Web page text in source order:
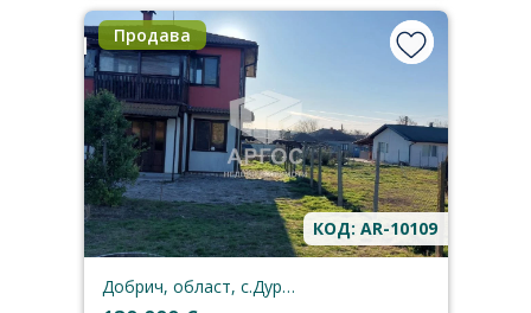
Продава
КОД: AR-10109
Добрич, област, с.Дуранкулак